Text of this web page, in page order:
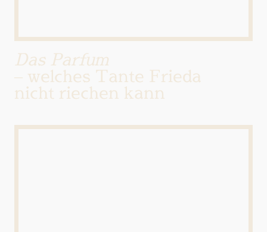
Das Parfum
– welches Tante Frieda
nicht riechen kann